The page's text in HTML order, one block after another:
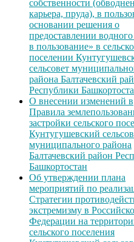
собственности
карьера, пруда), в
основании решения о
предоставлении водного
в пользование» в
поселении
сельсовет
района Балтачевский
Республики
О внесении изменений в
Правила
застройки сельского
Кунтугушевский
муниципального района
Балтачевский район
Башкортостан
Об утверждении плана
мероприятий по
Стратегии
экстремизму в
Федерации на
сельского поселения